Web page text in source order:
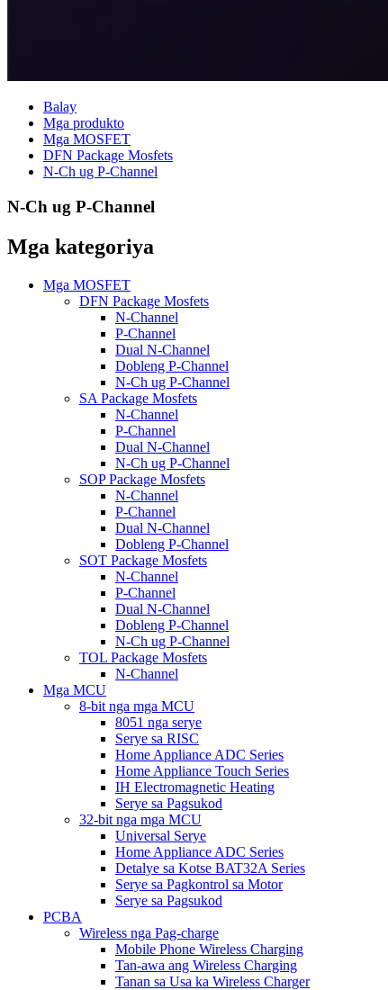
Balay
Mga produkto
Mga MOSFET
DFN Package Mosfets
N-Ch ug P-Channel
N-Ch ug P-Channel
Mga kategoriya
Mga MOSFET
DFN Package Mosfets
N-Channel
P-Channel
Dual N-Channel
Dobleng P-Channel
N-Ch ug P-Channel
SA Package Mosfets
N-Channel
P-Channel
Dual N-Channel
N-Ch ug P-Channel
SOP Package Mosfets
N-Channel
P-Channel
Dual N-Channel
Dobleng P-Channel
SOT Package Mosfets
N-Channel
P-Channel
Dual N-Channel
Dobleng P-Channel
N-Ch ug P-Channel
TOL Package Mosfets
N-Channel
Mga MCU
8-bit nga mga MCU
8051 nga serye
Serye sa RISC
Home Appliance ADC Series
Home Appliance Touch Series
IH Electromagnetic Heating
Serye sa Pagsukod
32-bit nga mga MCU
Universal Serye
Home Appliance ADC Series
Detalye sa Kotse BAT32A Series
Serye sa Pagkontrol sa Motor
Serye sa Pagsukod
PCBA
Wireless nga Pag-charge
Mobile Phone Wireless Charging
Tan-awa ang Wireless Charging
Tanan sa Usa ka Wireless Charger